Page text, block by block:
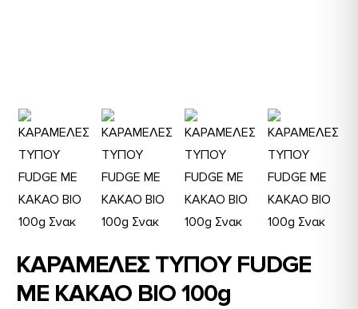
ΚΑΡΑΜΕΛΕΣ ΤΥΠΟΥ FUDGE
ME KAKAO BIO 100g